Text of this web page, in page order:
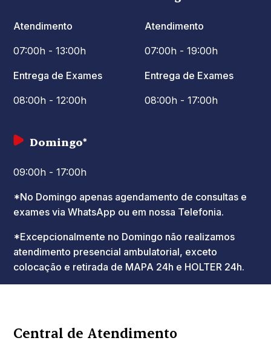
Atendimento
07:00h - 19:00h
Entrega de Exames
08:00h - 17:00h
Atendimento
07:00h - 13:00h
Entrega de Exames
08:00h - 12:00h
Domingo*
09:00h - 17:00h
*No Domingo apenas agendamento de consultas e
exames via WhatsApp ou em nossa Telefonia.
*Excepcionalmente no Domingo não realizamos
atendimento presencial ambulatorial, exceto
colocação e retirada de MAPA 24h e HOLTER 24h.
Central de Atendimento